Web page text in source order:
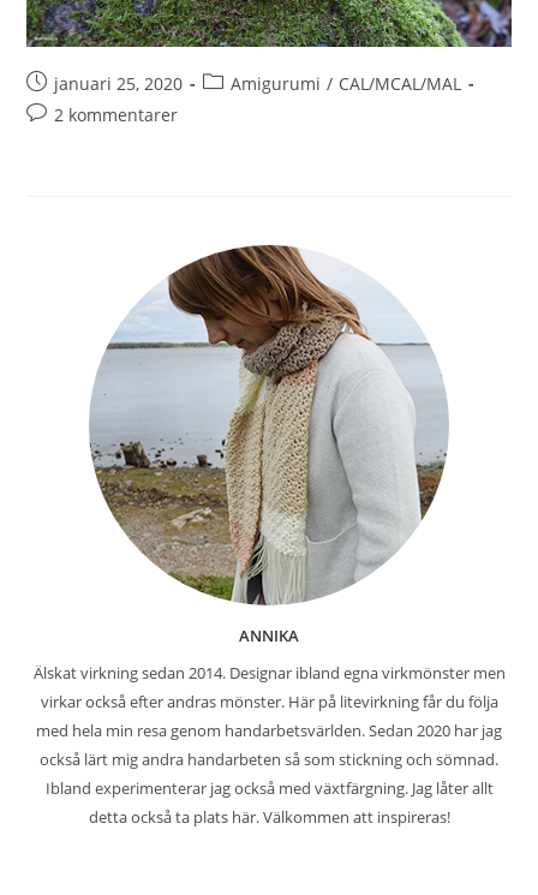
januari 25, 2020 Amigurumi / CAL/MCAL/MAL
2 kommentarer
ANNIKA
Älskat virkning sedan 2014. Designar ibland egna virkmönster men
virkar också efter andras mönster. Här på litevirkning får du följa
med hela min resa genom handarbetsvärlden. Sedan 2020 har jag
också lärt mig andra handarbeten så som stickning och sömnad.
Ibland experimenterar jag också med växtfärgning. Jag låter allt
detta också ta plats här. Välkommen att inspireras!